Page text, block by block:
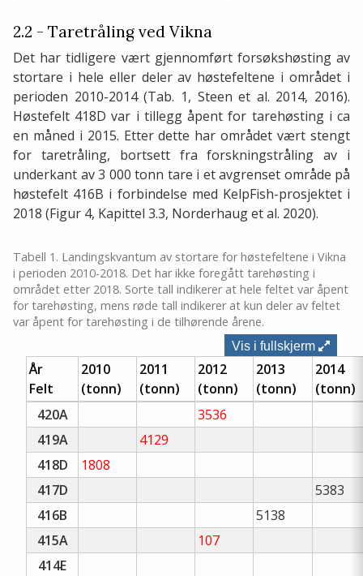
2.2 - Taretråling ved Vikna
Det har tidligere vært gjennomført forsøkshøsting av
stortare i hele eller deler av høstefeltene i området i
perioden 2010-2014 (Tab. 1, Steen et al. 2014, 2016).
Høstefelt 418D var i tillegg åpent for tarehøsting i ca
en måned i 2015. Etter dette har området vært stengt
for taretråling, bortsett fra forskningstråling av i
underkant av 3 000 tonn tare i et avgrenset område på
høstefelt 416B i forbindelse med KelpFish-prosjektet i
2018 (Figur 4, Kapittel 3.3, Norderhaug et al. 2020).
Tabell 1. Landingskvantum av stortare for høstefeltene i Vikna
i perioden 2010-2018. Det har ikke foregått tarehøsting i
området etter 2018. Sorte tall indikerer at hele feltet var åpent
for tarehøsting, mens røde tall indikerer at kun deler av feltet
var åpent for tarehøsting i de tilhørende årene.
Vis i fullskjerm
År
Felt
2010
(tonn)
2011
(tonn)
2012
(tonn)
2013
(tonn)
2014
(tonn)
420A
3536
419A
4129
418D
1808
417D
5383
416B
5138
415A
107
414E